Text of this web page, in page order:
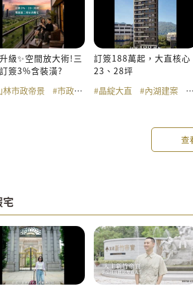
級✨空間放大術!三
簽3%含裝潢?
林市政帝景
#市政帝景 #捷運三重站 #雙捷三重站
訂簽188萬起，大直核心
23、28坪
#晶綻大直
#內湖建案 #
查
宅